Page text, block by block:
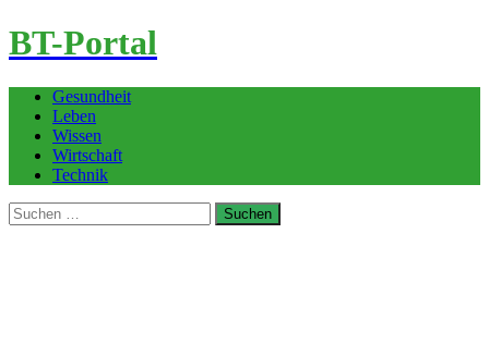
BT-Portal
Gesundheit
Leben
Wissen
Wirtschaft
Technik
Suchen
nach: